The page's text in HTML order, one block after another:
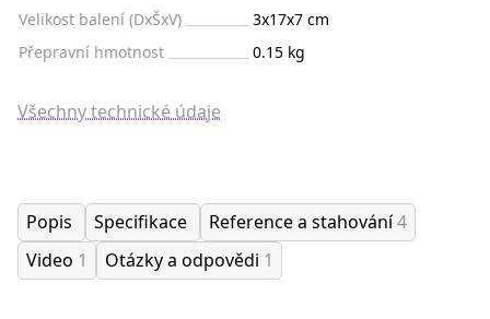
Velikost balení (DxŠxV)
3x17x7 cm
Přepravní hmotnost
0.15 kg
Všechny technické údaje
Popis Specifikace Reference a stahování4
Video 1 Otázky a odpovědi 1